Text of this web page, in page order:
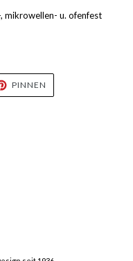
mikrowellen- u. ofenfest
PINNEN
PINNEN